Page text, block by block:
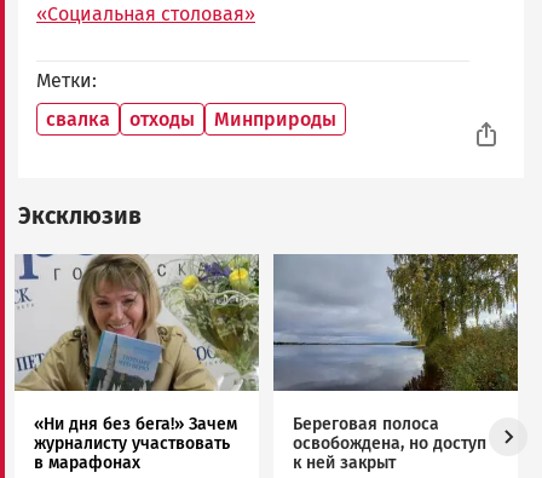
«Социальная столовая»
Метки
свалка
отходы Минприроды
Эксклюзив
Image
«Ни дня без бега!» Зачем
журналисту участвовать
в марафонах
Береговая полоса
освобождена, но доступ
к ней закрыт